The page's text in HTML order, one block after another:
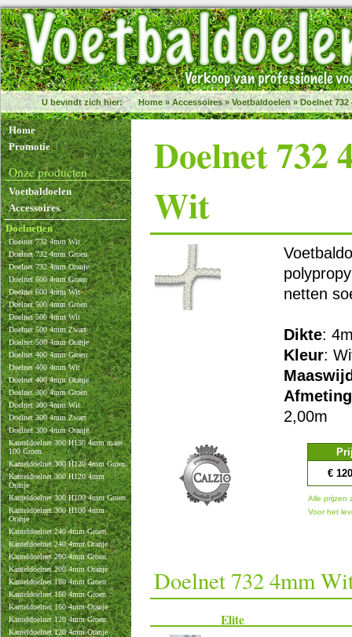
U bevindt zich hier: Home»Accessoires»Voetbaldoelen»Doelnet 732
Home
Promotie
Onze producten
Voetbaldoelen
Accessoires
Doelnetten
Doelnet 732 4mm Wit
Doelnet 732 4mm Groen
Doelnet 732 4mm Oranje
Doelnet 600 4mm Groen
Doelnet 600 4mm Wit
Doelnet 500 4mm Groen
Doelnet 500 4mm Wit
Doelnet 500 4mm Zwart
Doelnet 500 4mm Oranje
Doelnet 400 4mm Groen
Doelnet 400 4mm Wit
Doelnet 400 4mm Oranje
Doelnet 300 4mm Groen
Doelnet 300 4mm Wit
Doelnet 300 4mm Zwart
Doelnet 300 4mm Oranje
Kanteldoelnet 300 H150 4mm maas
100 Groen
Kanteldoelnet 300 H120 4mm Groen
Kanteldoelnet 300 H120 4mm
Oranje
Kanteldoelnet 300 H100 4mm Groen
Kanteldoelnet 300 H100 4mm
Oranje
Kanteldoelnet 240 4mm Groen
Kanteldoelnet 240 4mm Oranje
Kanteldoelnet 200 4mm Groen
Kanteldoelnet 200 4mm Oranje
Kanteldoelnet 180 4mm Groen
Kanteldoelnet 160 4mm Groen
Kanteldoelnet 160 4mm Oranje
Kanteldoelnet 120 4mm Groen
Kanteldoelnet 120 4mm Oranje
Doelnet 732
Wit
netten
Dikte:
Kleur:
2,00m
€
Alle prijzen
Voor het
Doelnet 732 4mm
Elite